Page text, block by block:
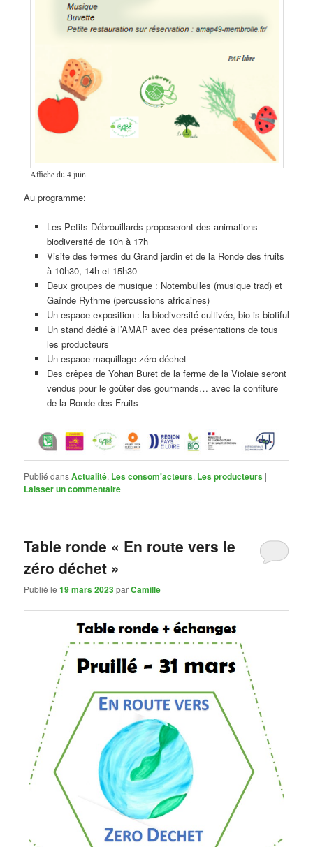
Affiche du 4 juin
Au programme:
Les Petits Débrouillards proposeront des animations
biodiversité de 10h à 17h
Visite des fermes du Grand jardin et de la Ronde des fruits
à 10h30, 14h et 15h30
Deux groupes de musique : Notembulles (musique trad) et
Gaïnde Rythme (percussions africaines)
Un espace exposition : la biodiversité cultivée, bio is biotiful
Un stand dédié à l’AMAP avec des présentations de tous
les producteurs
Un espace maquillage zéro déchet
Des crêpes de Yohan Buret de la ferme de la Violaie seront
vendus pour le goûter des gourmands… avec la confiture
de la Ronde des Fruits
Publié dansActualité, Les consom'acteurs, Les producteurs |
Laisser un commentaire
Table ronde « En route vers le
zéro déchet »
Publié le19 mars 2023parCamille